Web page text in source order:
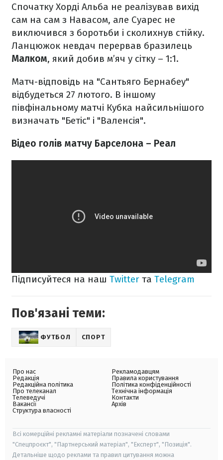
Спочатку Хорді Альба не реалізував вихід
сам на сам з Навасом, але Суарес не
виключився з боротьби і сколихнув стійку.
Ланцюжок невдач перервав бразилець
Малком, який добив м’яч у сітку – 1:1.
Матч-відповідь на "Сантьяго Бернабеу"
відбудеться 27 лютого. В іншому
півфінальному матчі Кубка найсильнішого
визначать "Бетіс" і "Валенсія".
Відео голів матчу Барселона – Реал
Підписуйтеся на наш Twitter та Telegram
Пов'язані теми:
ФУТБОЛ СПОРТ
Про нас
Редакція
Редакційна політика
Про телеканал
Телеведучі
Вакансії
Структура власності
Рекламодавцям
Правила користування
Політика конфіденційності
Технічна інформація
Контакти
Архів
Всі комерційні рекламні матеріали позначені словами
"Спецпроєкт", "Партнерський матеріал", "Експерт", "Позиція".
Детальніше щодо реклами та правил цитування можна